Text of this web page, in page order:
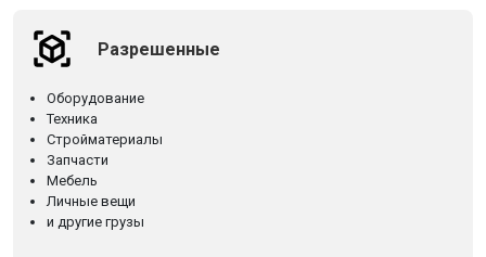
Разрешенные
Оборудование
Техника
Стройматериалы
Запчасти
Мебель
Личные вещи
и другие грузы